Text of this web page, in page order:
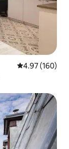
5 ರಲ್ಲಿ 4.97
4.97 (160)